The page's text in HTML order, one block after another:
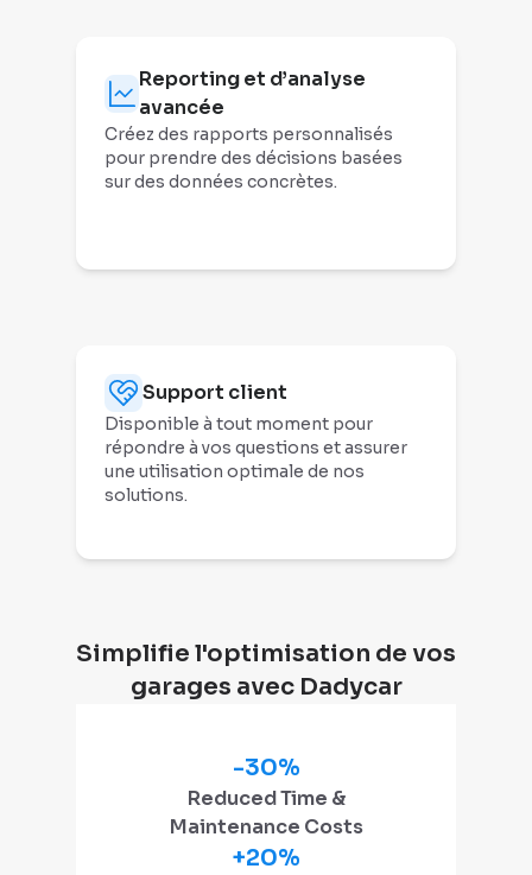
Reporting et d’analyse
avancée
Créez des rapports personnalisés
pour prendre des décisions basées
sur des données concrètes.
Support client
Disponible à tout moment pour
répondre à vos questions et assurer
une utilisation optimale de nos
solutions.
Simplifie l'optimisation de vos
garages avec Dadycar
-30%
Reduced Time &
Maintenance Costs
+20%